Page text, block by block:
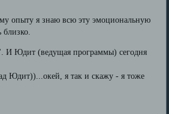
опыту я знаю всю эту эмоциональную
И Юдит (ведущая программы) сегодня
Юдит))...окей, я так и скажу - я тоже